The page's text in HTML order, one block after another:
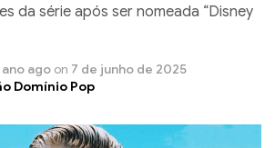
da série após ser nomeada “Disney
ano ago on 7 de junho de 2025
Domínio Pop